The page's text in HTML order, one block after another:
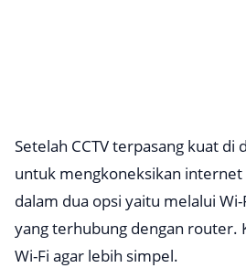
Setelah CCTV terpasang kuat di
untuk mengkoneksikan internet
dalam dua opsi yaitu melalui
yang terhubung dengan router.
Wi-Fi agar lebih simpel.